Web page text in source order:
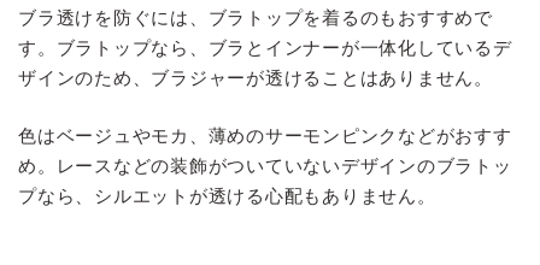
ブラ透けを防ぐには、ブラトップを着るのもおすすめで
す。ブラトップなら、ブラとインナーが一体化しているデ
ザインのため、ブラジャーが透けることはありません。
色はベージュやモカ、薄めのサーモンピンクなどがおすす
め。レースなどの装飾がついていないデザインのブラトッ
プなら、シルエットが透ける心配もありません。